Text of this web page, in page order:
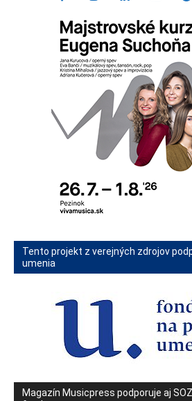
Tento projekt z verejných zdrojov
umenia
Magazín Musicpress podporuje aj